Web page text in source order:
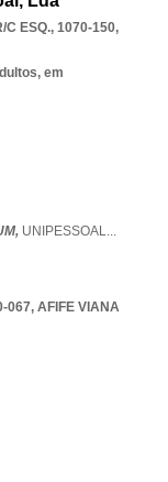
C ESQ., 1070-150,
em
UNIPESSOAL...
067, AFIFE VIANA